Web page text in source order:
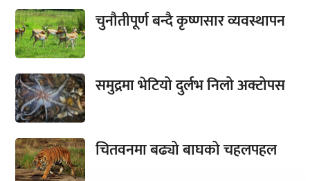
चुनौतीपूर्ण बन्दै कृष्णसार व्यवस्थापन
समुद्रमा भेटियो दुर्लभ निलो अक्टोपस
चितवनमा बढ्यो बाघको चहलपहल